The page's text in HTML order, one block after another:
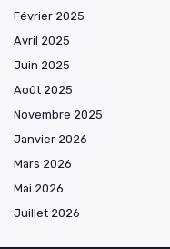
Février 2025
Avril 2025
Juin 2025
Août 2025
Novembre 2025
Janvier 2026
Mars 2026
Mai 2026
Juillet 2026